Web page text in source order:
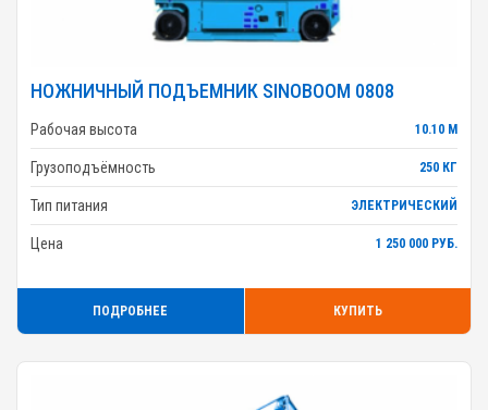
НОЖНИЧНЫЙ ПОДЪЕМНИК SINOBOOM 0808
Рабочая высота 10.10 М
Грузоподъёмность 250 КГ
Тип питания ЭЛЕКТРИЧЕСКИЙ
Цена 1 250 000 РУБ.
ПОДРОБНЕЕ КУПИТЬ